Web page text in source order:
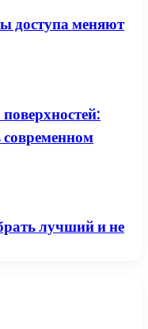
доступа меняют
лучший и не